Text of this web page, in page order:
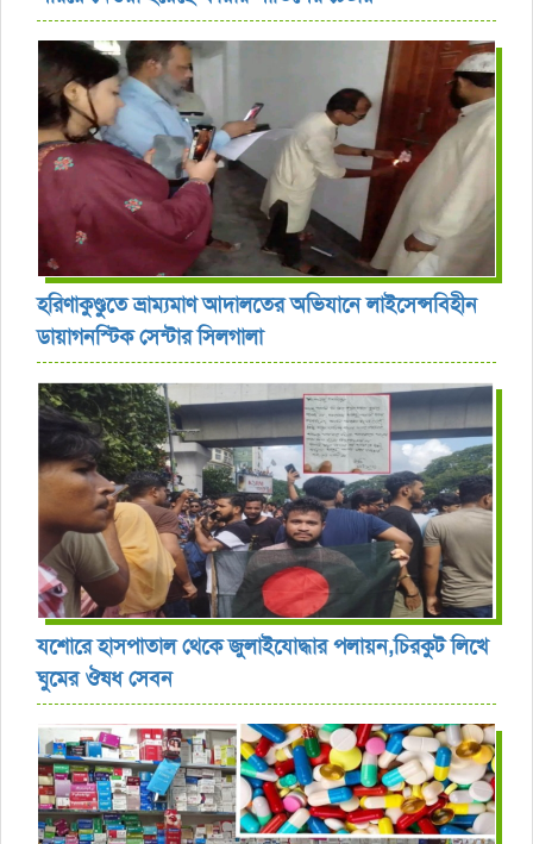
হরিণাকুণ্ডুতে ভ্রাম্যমাণ আদালতের অভিযানে লাইসেন্সবিহীন
ডায়াগনস্টিক সেন্টার সিলগালা
যশোরে হাসপাতাল থেকে জুলাইযোদ্ধার পলায়ন,চিরকুট লিখে
ঘুমের ঔষধ সেবন